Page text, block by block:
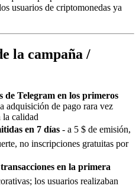
usuarios de criptomonedas ya
la campaña /
de Telegram en los primeros
adquisición de pago rara vez
la calidad
en 7 días - a 5 $ de emisión,
no inscripciones gratuitas por
en la primera
los usuarios realizaban